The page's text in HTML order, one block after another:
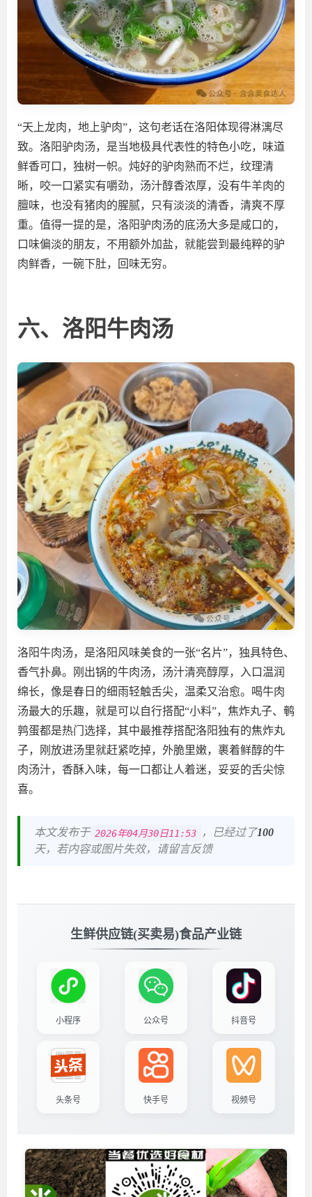
“天上龙肉，地上驴肉”，这句老话在洛阳体现得淋漓尽
致。洛阳驴肉汤，是当地极具代表性的特色小吃，味道
鲜香可口，独树一帜。炖好的驴肉熟而不烂，纹理清
晰，咬一口紧实有嚼劲，汤汁醇香浓厚，没有牛羊肉的
膻味，也没有猪肉的腥腻，只有淡淡的清香，清爽不厚
重。值得一提的是，洛阳驴肉汤的底汤大多是咸口的，
口味偏淡的朋友，不用额外加盐，就能尝到最纯粹的驴
肉鲜香，一碗下肚，回味无穷。
六、洛阳牛肉汤
洛阳牛肉汤，是洛阳风味美食的一张“名片”，独具特色、
香气扑鼻。刚出锅的牛肉汤，汤汁清亮醇厚，入口温润
绵长，像是春日的细雨轻触舌尖，温柔又治愈。喝牛肉
汤最大的乐趣，就是可以自行搭配“小料”，焦炸丸子、鹌
鹑蛋都是热门选择，其中最推荐搭配洛阳独有的焦炸丸
子，刚放进汤里就赶紧吃掉，外脆里嫩，裹着鲜醇的牛
肉汤汁，香酥入味，每一口都让人着迷，妥妥的舌尖惊
喜。
本文发布于 2026年04月30日11:53 ，已经过了100
天，若内容或图片失效，请留言反馈
生鲜供应链(买卖易)食品产业链
小程序 公众号 抖音号
头条号 快手号 视频号